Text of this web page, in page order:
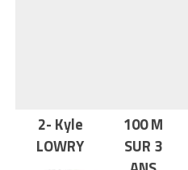
2- Kyle
LOWRY
100 M
SUR 3